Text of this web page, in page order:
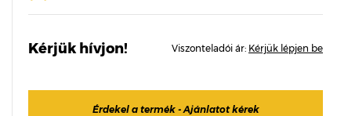
Kérjük hívjon! Viszonteladói ár: Kérjük lépjen be
Érdekel a termék - Ajánlatot kérek